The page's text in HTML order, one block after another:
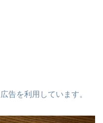
告を利用しています。